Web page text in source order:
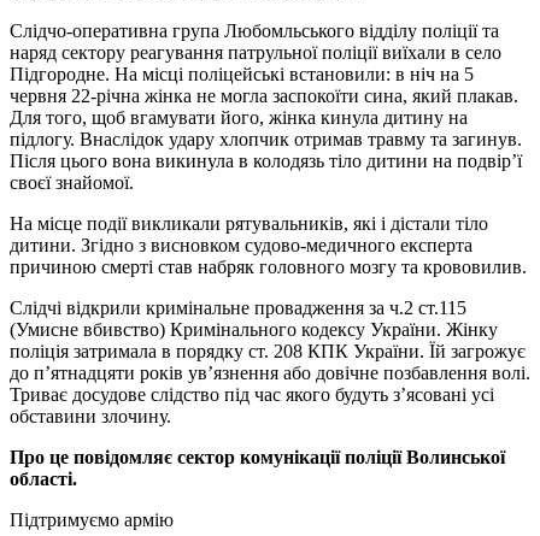
Слідчо-оперативна група Любомльського відділу поліції та
наряд сектору реагування патрульної поліції виїхали в село
Підгородне. На місці поліцейські встановили: в ніч на 5
червня 22-річна жінка не могла заспокоїти сина, який плакав.
Для того, щоб вгамувати його, жінка кинула дитину на
підлогу. Внаслідок удару хлопчик отримав травму та загинув.
Після цього вона викинула в колодязь тіло дитини на подвір’ї
своєї знайомої.
На місце події викликали рятувальників, які і дістали тіло
дитини. Згідно з висновком судово-медичного експерта
причиною смерті став набряк головного мозгу та крововилив.
Слідчі відкрили кримінальне провадження за ч.2 ст.115
(Умисне вбивство) Кримінального кодексу України. Жінку
поліція затримала в порядку ст. 208 КПК України. Їй загрожує
до п’ятнадцяти років ув’язнення або довічне позбавлення волі.
Триває досудове слідство під час якого будуть з’ясовані усі
обставини злочину.
Про це повідомляє сектор комунікації поліціїВолинської
області.
Підтримуємо армію